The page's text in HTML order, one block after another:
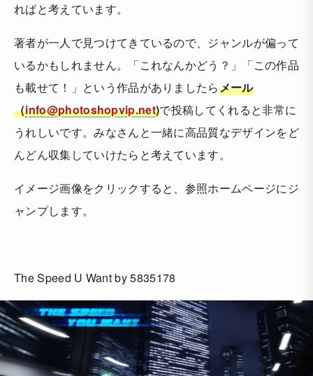
ればと考えています。
著者が一人で見つけてきているので、ジャンルが偏って
いるかもしれません。「これなんかどう？」「この作品
も載せて！」という作品がありましたらメール
（info@photoshopvip.net)で投稿してくれると非常に
うれしいです。みなさんと一緒に高品質なデザインをど
んどん収集していけたらと考えています。
イメージ画像をクリックすると、参照ホームページにジ
ャンプします。
The Speed U Want by 5835178